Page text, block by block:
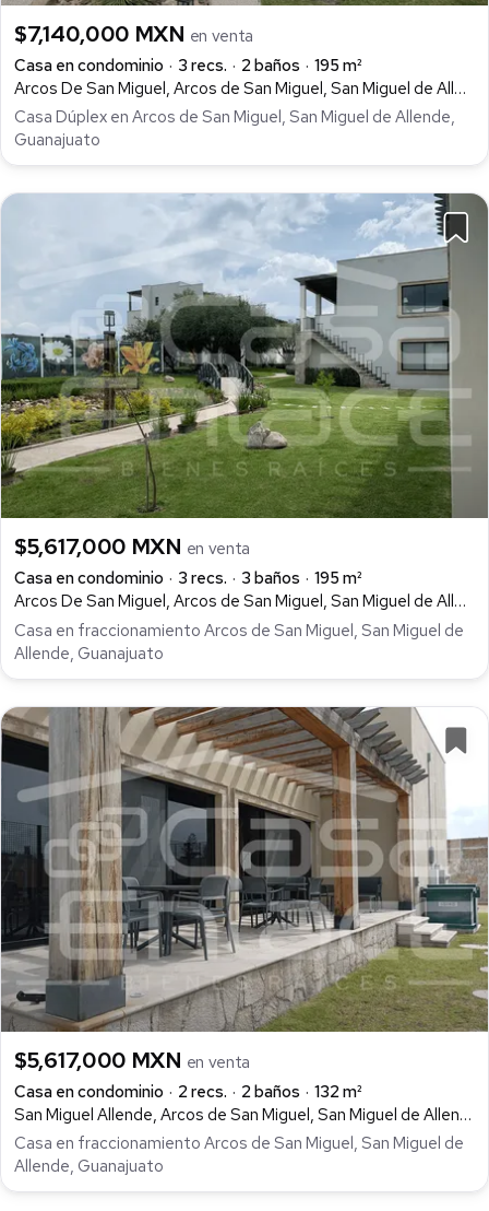
$7,140,000 MXN en venta
Casa en condominio
3 recs. 2 baños
195 m²
Arcos De San Miguel, Arcos de San Miguel, San Miguel de Allende
Casa Dúplex en Arcos de San Miguel, San Miguel de Allende,
Guanajuato
$5,617,000 MXN en venta
Casa en condominio
3 recs. 3 baños
195 m²
Arcos De San Miguel, Arcos de San Miguel, San Miguel de Allende
Casa en fraccionamiento Arcos de San Miguel, San Miguel de
Allende, Guanajuato
$5,617,000 MXN en venta
Casa en condominio
2 recs. 2 baños
132 m²
San Miguel Allende, Arcos de San Miguel, San Miguel de Allende
Casa en fraccionamiento Arcos de San Miguel, San Miguel de
Allende, Guanajuato